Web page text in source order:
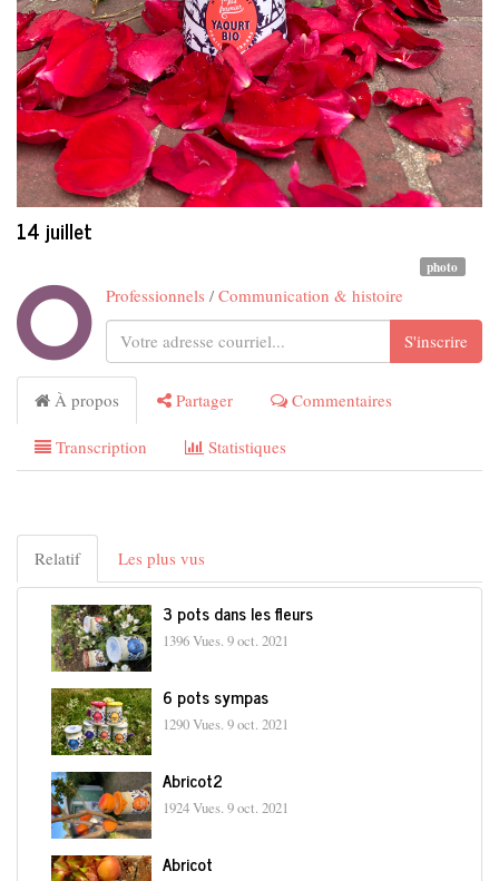
14 juillet
photo
Professionnels / Communication & histoire
S'inscrire
À propos Partager Commentaires
Transcription Statistiques
Relatif Les plus vus
3 pots dans les fleurs
1396 Vues. 9 oct. 2021
6 pots sympas
1290 Vues. 9 oct. 2021
Abricot2
1924 Vues. 9 oct. 2021
Abricot